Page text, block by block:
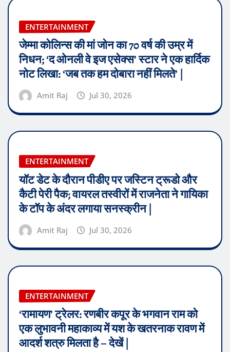
ENTERTAINMENT
जेम्मा कोलिन्स की मां जोन का 70 वर्ष की उम्र में
निधन; ‘द ओनली वे इज एसेक्स’ स्टार ने एक हार्दिक
नोट लिखा: ‘जब तक हम दोबारा नहीं मिलते’ |
Amit Raj Jul 30, 2026
ENTERTAINMENT
यॉट डेट के दौरान पीडीए पर जस्टिन ट्रूडो और
कैटी पेरी पैक; वायरल तस्वीरों में राजनेता ने गायिका
के टॉप के अंदर लगाया सनस्क्रीन |
Amit Raj Jul 30, 2026
ENTERTAINMENT
‘रामायण’ ट्रेलर: रणबीर कपूर के भगवान राम को
एक लुभावनी महाकाव्य में यश के खतरनाक रावण में
आदर्श शत्रु मिलता है – देखें |